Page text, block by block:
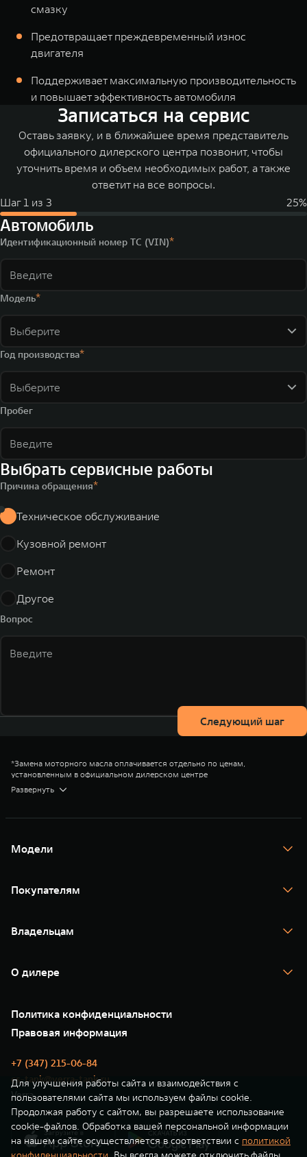
смазку
Предотвращает преждевременный износ
двигателя
Поддерживает максимальную производительность
и повышает эффективность автомобиля
Записаться на сервис
Оставь заявку, и в ближайшее время представитель
официального дилерского центра позвонит, чтобы
уточнить время и объем необходимых работ, а также
ответит на все вопросы.
Шаг 1 из 3 25%
Автомобиль
Идентификационный номер ТС (VIN)
Модель
Выберите
Год производства
Выберите
Пробег
Выбрать сервисные работы
Причина обращения
Техническое обслуживание
Кузовной ремонт
Ремонт
Другое
Вопрос
Следующий шаг
*Замена моторного масла оплачивается отдельно по ценам,
установленным в официальном дилерском центре
Подробные условия уточняйте в дилерских центрах TANK или по
телефону горячей линии
Развернуть
Модели
TANK 400
TANK 500
Покупателям
Тест-драйв
TANK Финансы
Корпоративным клиентам
Зарядные станции
Владельцам
Помощь на дороге
Новые цифровые сервисы TANK
Сервис
Нулевое ТО
Моторные масла
О дилере
GWM ТЕХ ДЕНЬ
Новости
Политика конфиденциальности
Правовая информация
+7 (347) 215-06-84
cs-tank@verra-tank.ru
Verra
Для улучшения работы сайта и взаимодействия с
пользователями сайта мы используем файлы cookie.
Продолжая работу с сайтом, вы разрешаете использование
cookie-файлов. Обработка вашей персональной информации
на нашем сайте осуществляется в соответствии с политикой